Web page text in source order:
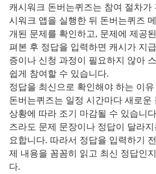
캐시워크 돈버는퀴즈는 참여 절차가
시워크 앱을 실행한 뒤 돈버는퀴즈
개된 문제를 확인하고, 문제에 제공
펴본 후 정답을 입력하면 캐시가 지
증이나 신청 과정이 필요하지 않아
쉽게 참여할 수 있습니다.
정답을 최신으로 확인해야 하는 이유
돈버는퀴즈는 일정 시간마다 새로운
상황에 따라 조기 마감될 수 있습니
즈라도 문제 문장이나 정답이 달라
요합니다. 따라서 정답을 입력하기
제 내용을 꼼꼼히 읽고 최신 정답인
다.